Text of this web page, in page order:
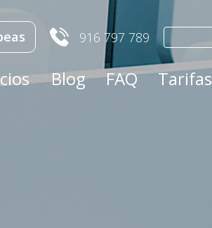
916 797 789
Blog FAQ Tarifas